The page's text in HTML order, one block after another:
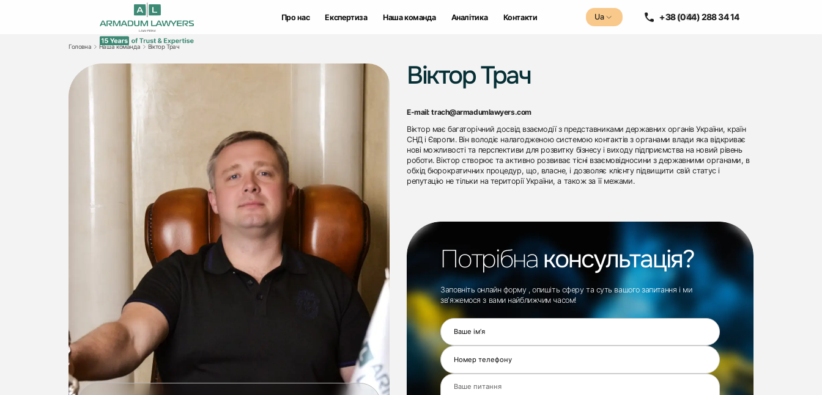
Про нас Експертиза Наша команда Аналітика Контакти Ua +38 (050) 288 34 14
Про нас Експертиза Наша команда Аналітика Контакти Ua +38 (044) 288 34 14
Головна Наша команда Віктор Трач
Віктор Трач
E-mail: trach@armadumlawyers.com
Віктор має багаторічний досвід взаємодії з представниками державних органів України, країн
СНД і Європи. Він володіє налагодженою системою контактів з органами влади яка відкриває
нові можливості та перспективи для розвитку бізнесу і виходу підприємства на новий рівень
роботи. Віктор створює та активно розвиває тісні взаємовідносини з державними органами, в
обхід бюрократичних процедур, що, власне, і дозволяє клієнту підвищити свій статус і
репутацію не тільки на території України, а також за її межами.
Потрібна консультація?
Заповніть онлайн форму , опишіть сферу та суть вашого запитання і ми
звʼяжемося з вами найближчим часом!